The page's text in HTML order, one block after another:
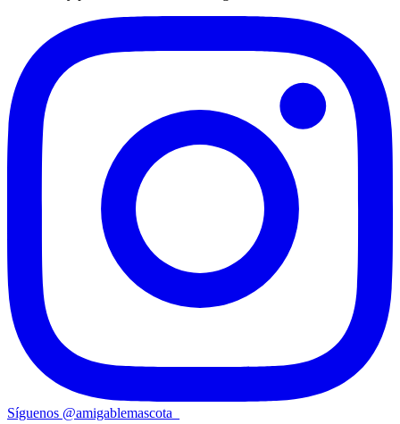
Síguenos @amigablemascota_